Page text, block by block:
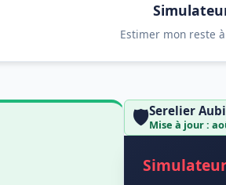
Estimer mon reste
🛡️Serelier
Mise à jour :